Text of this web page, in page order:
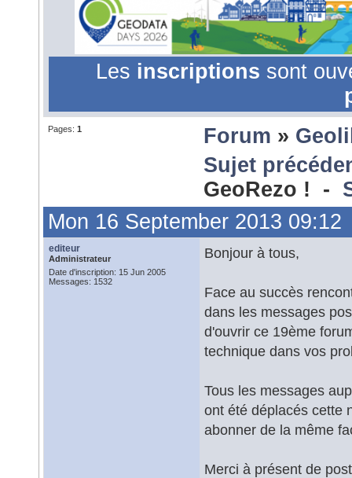
Les inscriptions sont
Pages: 1 Forum »
Sujet
GeoRezo ! -
Mon 16 September 2013 09:12
editeur
Administrateur
Date d'inscription: 15 Jun 2005
Messages: 1532
Bonjour à tous,
Face au succès
dans les messages
d'ouvrir ce 19ème
technique dans vos
Tous les messages
ont été déplacés cette
abonner de la même
Merci à présent de